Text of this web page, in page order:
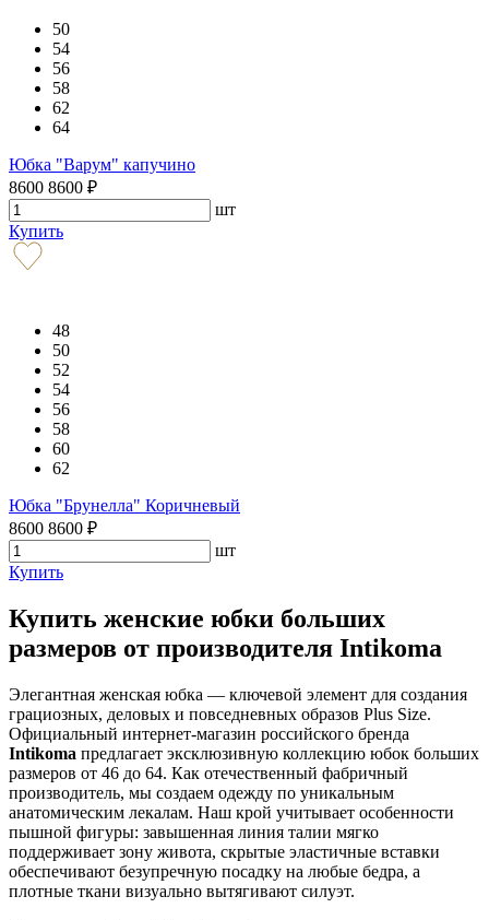
50
54
56
58
62
64
Юбка "Варум" капучино
8600 8600 ₽
шт
Купить
48
50
52
54
56
58
60
62
Юбка "Брунелла" Коричневый
8600 8600 ₽
шт
Купить
Купить женские юбки больших
размеров от производителя Intikoma
Элегантная женская юбка — ключевой элемент для создания
грациозных, деловых и повседневных образов Plus Size.
Официальный интернет-магазин российского бренда
Intikoma предлагает эксклюзивную коллекцию юбок больших
размеров от 46 до 64. Как отечественный фабричный
производитель, мы создаем одежду по уникальным
анатомическим лекалам. Наш крой учитывает особенности
пышной фигуры: завышенная линия талии мягко
поддерживает зону живота, скрытые эластичные вставки
обеспечивают безупречную посадку на любые бедра, а
плотные ткани визуально вытягивают силуэт.